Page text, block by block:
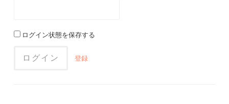
ンログイン状態を保存する
登録